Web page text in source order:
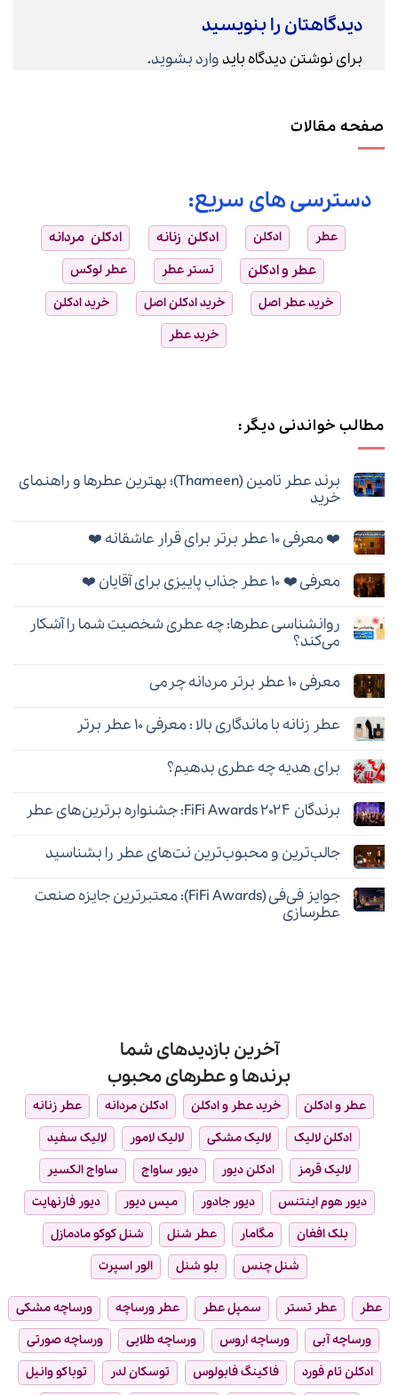
دیدگاهتان را بنویسید
برای نوشتن دیدگاه باید وارد بشوید.
صفحه مقالات
دسترسی های سریع:
عطر ادکلن ادکلن زنانه
ادکلن مردانه
عطر و ادکلن
تستر عطر
عطر لوکس
خرید عطر اصل
خرید ادکلن اصل
خرید ادکلن
خرید عطر
مطالب خواندنی دیگر:
برند عطر تامین (Thameen)؛ بهترین عطرها و راهنمای
خرید
برای
(Thameen)؛
راهنمای
خرید
ثبت
❤️ معرفی ۱۰ عطر برتر برای قرار عاشقانه ❤️
برای
❤️
عطر
برتر
برای
عاشقانه
❤️
ثبت
نشده
معرفی ❤️ ۱۰ عطر جذاب پاییزی برای آقایان ❤️
برای
معرفی
❤️
جذاب
پاییزی
❤️
ثبت
نشده
روانشناسی عطرها: چه عطری شخصیت شما را آشکار
می‌کند؟
دیدگاهی
برای
روانشناسی
عطری
را
آشکار
ثبت
نشده
معرفی ۱۰ عطر برتر مردانه چرمی
برای
معرفی
برتر
مردانه
ثبت
نشده
عطر زنانه با ماندگاری بالا : معرفی ۱۰ عطر برتر
برای
عطر
ماندگاری
معرفی
۱۰
ثبت
نشده
برای هدیه چه عطری بدهیم؟
برای
برای
عطری
ثبت
نشده
برندگان FiFi Awards ۲۰۲۴: جشنواره برترین‌های عطر
برای
برندگان
۲۰۲۴:
جشنواره
برترین‌های
ثبت
نشده
جالب‌ترین و محبوب‌ترین نت‌های عطر را بشناسید
برای
جالب‌ترین
و
ثبت
نشده
جوایز فی‌فی (FiFi Awards): معتبرترین جایزه صنعت
عطرسازی
آخرین بازدیدهای شما
برندها و عطرهای محبوب
عطر و ادکلن خرید عطر و ادکلن ادکلن مردانه
عطر زنانه
ادکلن لالیک
لالیک مشکی لالیک لامور
لالیک سفید
لالیک قرمز
ادکلن دیور دیور ساواج
ساواج الکسیر
دیور هوم اینتنس
دیور جادور میس دیور
دیور فارنهایت
بلک افغان
مگامار عطر شنل
شنل کوکو مادمازل
شنل چنس
بلو شنل الور اسپرت
عطر عطر تستر سمپل عطر عطر ورساچه
ورساچه مشکی
ورساچه آبی
ورساچه اروس ورساچه طلایی
ورساچه صورتی
ادکلن تام فورد
فاکینگ فابولوس توسکان لدر
توباکو وانیل